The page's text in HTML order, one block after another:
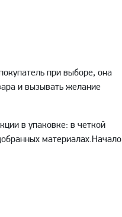
при выборе, она
и вызывать желание
в упаковке: в четкой
материалах.Начало